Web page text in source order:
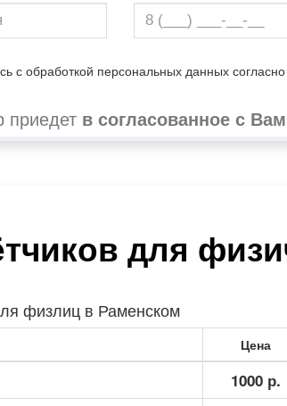
с обработкой персональных данных согласно
приедет в согласованное с
для
физлиц в Раменском
Цена
1000 р.